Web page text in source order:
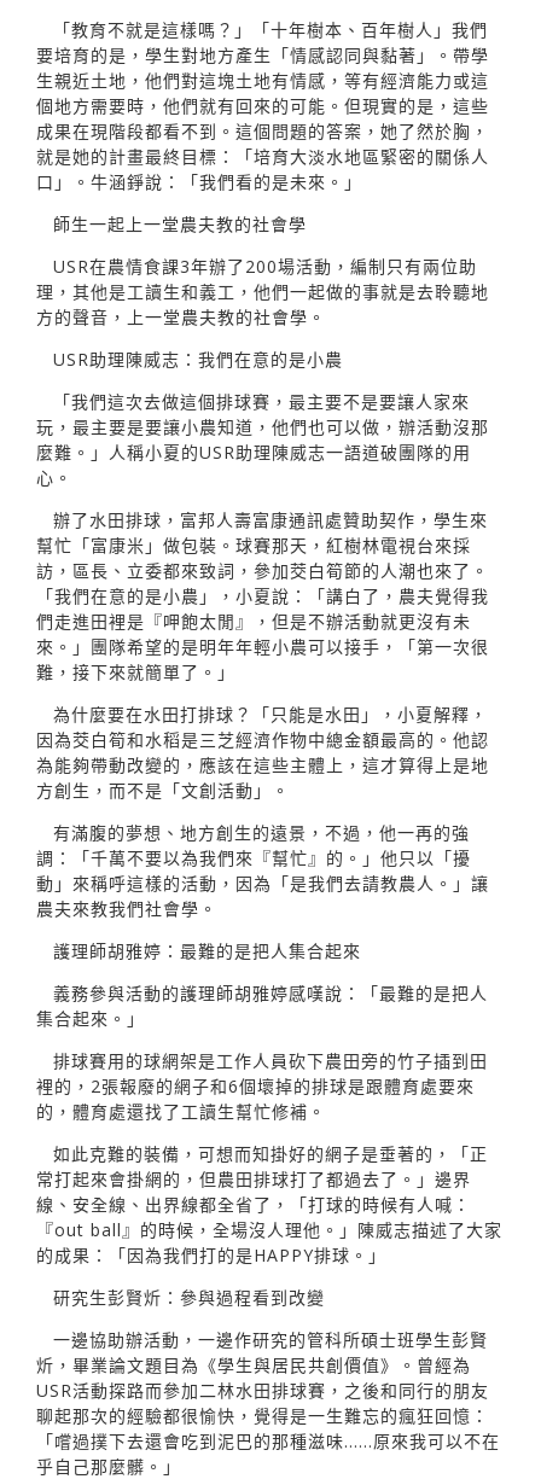
「教育不就是這樣嗎？」「十年樹本、百年樹人」我們
要培育的是，學生對地方產生「情感認同與黏著」。帶學
生親近土地，他們對這塊土地有情感，等有經濟能力或這
個地方需要時，他們就有回來的可能。但現實的是，這些
成果在現階段都看不到。這個問題的答案，她了然於胸，
就是她的計畫最終目標：「培育大淡水地區緊密的關係人
口」。牛涵錚說：「我們看的是未來。」
師生一起上一堂農夫教的社會學
USR在農情食課3年辦了200場活動，編制只有兩位助
理，其他是工讀生和義工，他們一起做的事就是去聆聽地
方的聲音，上一堂農夫教的社會學。
USR助理陳威志：我們在意的是小農
「我們這次去做這個排球賽，最主要不是要讓人家來
玩，最主要是要讓小農知道，他們也可以做，辦活動沒那
麼難。」人稱小夏的USR助理陳威志一語道破團隊的用
心。
辦了水田排球，富邦人壽富康通訊處贊助契作，學生來
幫忙「富康米」做包裝。球賽那天，紅樹林電視台來採
訪，區長、立委都來致詞，參加茭白筍節的人潮也來了。
「我們在意的是小農」，小夏說：「講白了，農夫覺得我
們走進田裡是『呷飽太閒』，但是不辦活動就更沒有未
來。」團隊希望的是明年年輕小農可以接手，「第一次很
難，接下來就簡單了。」
為什麼要在水田打排球？「只能是水田」，小夏解釋，
因為茭白筍和水稻是三芝經濟作物中總金額最高的。他認
為能夠帶動改變的，應該在這些主體上，這才算得上是地
方創生，而不是「文創活動」。
有滿腹的夢想、地方創生的遠景，不過，他一再的強
調：「千萬不要以為我們來『幫忙』的。」他只以「擾
動」來稱呼這樣的活動，因為「是我們去請教農人。」讓
農夫來教我們社會學。
護理師胡雅婷：最難的是把人集合起來
義務參與活動的護理師胡雅婷感嘆說：「最難的是把人
集合起來。」
排球賽用的球網架是工作人員砍下農田旁的竹子插到田
裡的，2張報廢的網子和6個壞掉的排球是跟體育處要來
的，體育處還找了工讀生幫忙修補。
如此克難的裝備，可想而知掛好的網子是垂著的，「正
常打起來會掛網的，但農田排球打了都過去了。」邊界
線、安全線、出界線都全省了，「打球的時候有人喊：
『out ball』的時候，全場沒人理他。」陳威志描述了大家
的成果：「因為我們打的是HAPPY排球。」
研究生彭賢炘：參與過程看到改變
一邊協助辦活動，一邊作研究的管科所碩士班學生彭賢
炘，畢業論文題目為《學生與居民共創價值》。曾經為
USR活動探路而參加二林水田排球賽，之後和同行的朋友
聊起那次的經驗都很愉快，覺得是一生難忘的瘋狂回憶：
「嚐過撲下去還會吃到泥巴的那種滋味……原來我可以不在
乎自己那麼髒。」